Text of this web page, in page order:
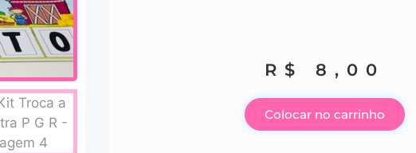
R$ 8,00
Colocar no carrinho